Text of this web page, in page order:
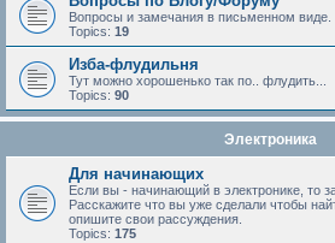
Вопросы и замечания в письменном виде.
Topics: 19
Изба-флудильня
Тут можно хорошенько так по.. флудить...
Topics: 90
Электроника
Для начинающих
Если вы - начинающий в электронике, то
Расскажите что вы уже сделали чтобы
опишите свои рассуждения.
Topics: 175